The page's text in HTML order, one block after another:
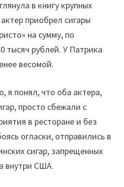
в книгу крупных
приобрел сигары
на сумму, по
тысяч рублей. У Патрика
весомой.
я понял, что оба актера,
просто сбежали с
в ресторане и без
огласки, отправились в
сигар, запрещенных
внутри США.